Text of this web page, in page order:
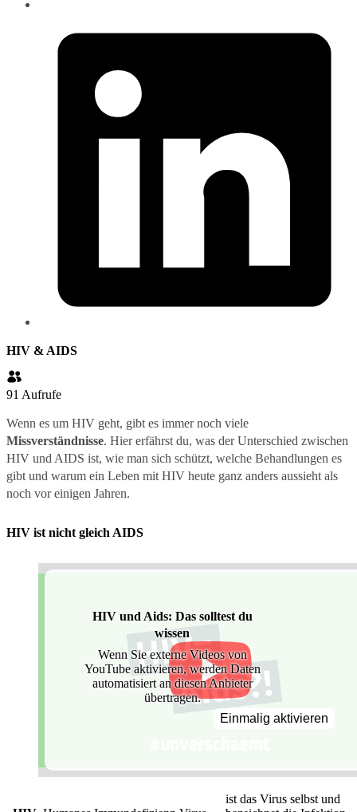
HIV & AIDS
91 Aufrufe
Wenn es um HIV geht, gibt es immer noch viele
Missverständnisse. Hier erfährst du, was der Unterschied zwischen
HIV und AIDS ist, wie man sich schützt, welche Behandlungen es
gibt und warum ein Leben mit HIV heute ganz anders aussieht als
noch vor einigen Jahren.
HIV und Aids: Das solltest du
wissen
Wenn Sie externe Videos von
YouTube aktivieren, werden Daten
automatisiert an diesen Anbieter
übertragen.
Einmalig aktivieren
HIV ist nicht gleich AIDS
ist das Virus selbst und